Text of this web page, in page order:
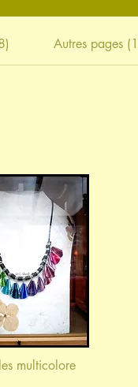
Autres pages
multicolore